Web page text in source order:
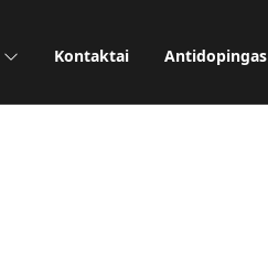
Kontaktai Antidopingas